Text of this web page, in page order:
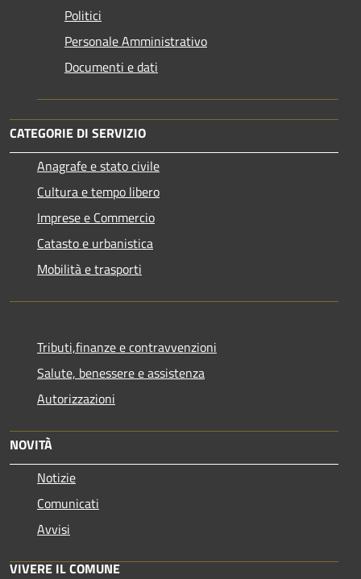
Politici
Personale Amministrativo
Documenti e dati
CATEGORIE DI SERVIZIO
Anagrafe e stato civile
Cultura e tempo libero
Imprese e Commercio
Catasto e urbanistica
Mobilità e trasporti
Tributi,finanze e contravvenzioni
Salute, benessere e assistenza
Autorizzazioni
NOVITÀ
Notizie
Comunicati
Avvisi
VIVERE IL COMUNE